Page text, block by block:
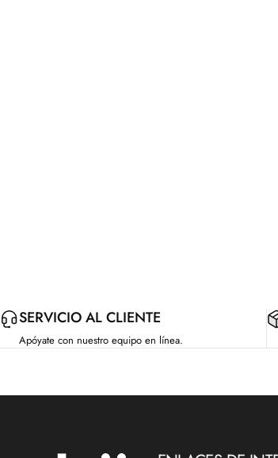
SERVICIO AL CLIENTE
Apóyate con nuestro equipo en línea.